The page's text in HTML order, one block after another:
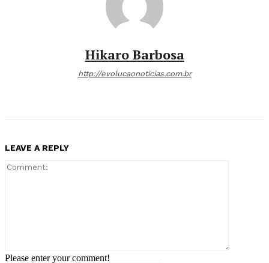
Hikaro Barbosa
http://evolucaonoticias.com.br
LEAVE A REPLY
Please enter your comment!